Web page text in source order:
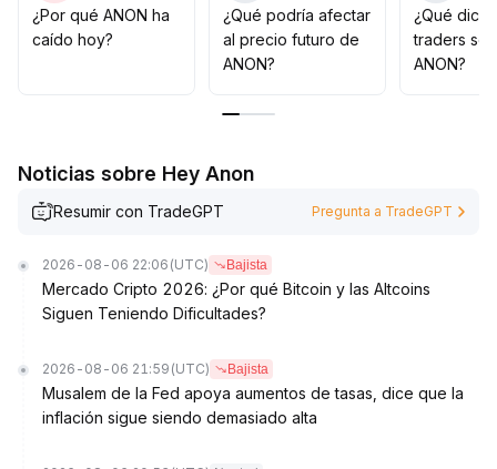
mercado probablemente mantenga un patrón lateral.
Se aconseja a los fondos de mediano y largo plazo
esperar pacientemente y evitar perseguir precios altos,
para afrontar posibles retrocesos derivados de la
¿Por qué ANON ha
caído hoy?
¿Qué podría afectar
al precio futuro de
ANON?
¿Qué
traders
ANON?
Noticias sobre Hey Anon
Resumir con TradeGPT Pregunta a TradeGPT
2026-08-06 22:06 (UTC) Bajista
Mercado Cripto 2026: ¿Por qué Bitcoin y las Altcoins
Siguen Teniendo Dificultades?
2026-08-06 21:59 (UTC) Bajista
Musalem de la Fed apoya aumentos de tasas, dice que la
inflación sigue siendo demasiado alta